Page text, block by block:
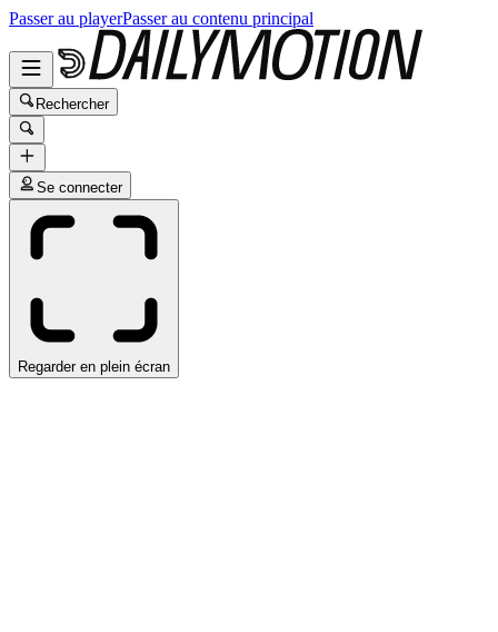
Passer au playerPasser au contenu principal
Rechercher
Se connecter
Regarder en plein écran